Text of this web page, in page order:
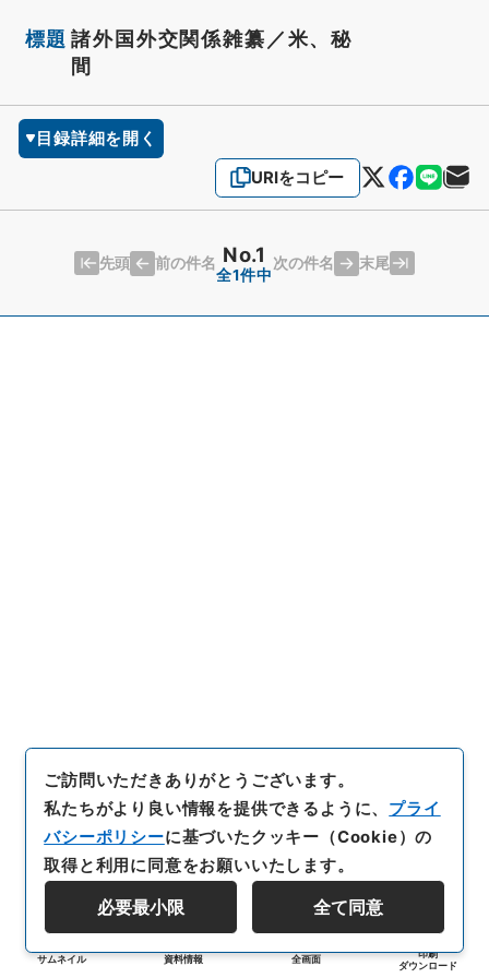
標題 諸外国外交関係雑纂／米、秘
間
目録詳細を開く
URIをコピー
先頭 前の件名 No.1
全1件中
次の件名 末尾
サムネイル 資料情報 全画面
印刷
ダウンロード
ご訪問いただきありがとうございます。
私たちがより良い情報を提供できるように、 プライ
バシーポリシーに基づいたクッキー（Cookie）の
取得と利用に同意をお願いいたします。
必要最小限 全て同意